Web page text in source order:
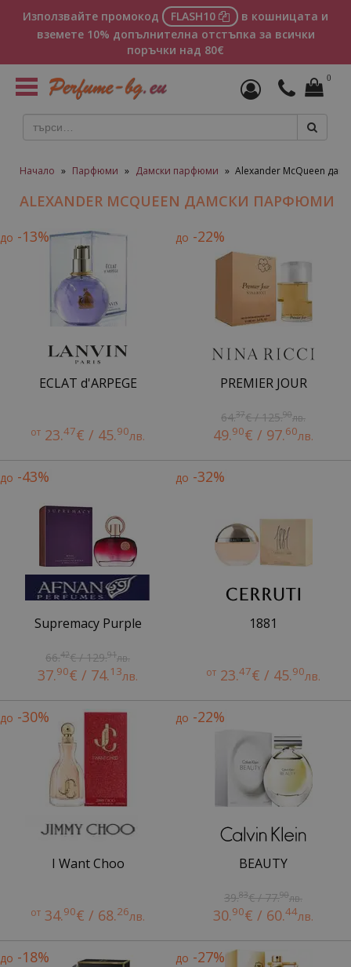
Използвайте промокод FLASH10
в кошницата и
вземете 10% допълнителна отстъпка за всички
поръчки над 80€
Toggle
navigation
0
Начало » Парфюми » Дамски парфюми » Alexander McQueen
ALEXANDER MCQUEEN ДАМСКИ ПАРФЮМИ
до -13%
ECLAT d'ARPEGE
от 23.47€ / 45.90лв.
до -22%
PREMIER JOUR
64.37€ / 125.90лв.
49.90€ / 97.60лв.
до -43%
Supremacy Purple
66.42€ / 129.91лв.
37.90€ / 74.13лв.
до -32%
1881
от 23.47€ / 45.90лв.
до -30%
I Want Choo
от 34.90€ / 68.26лв.
до -22%
BEAUTY
39.83€ / 77.90лв.
30.90€ / 60.44лв.
до -18% до -27%